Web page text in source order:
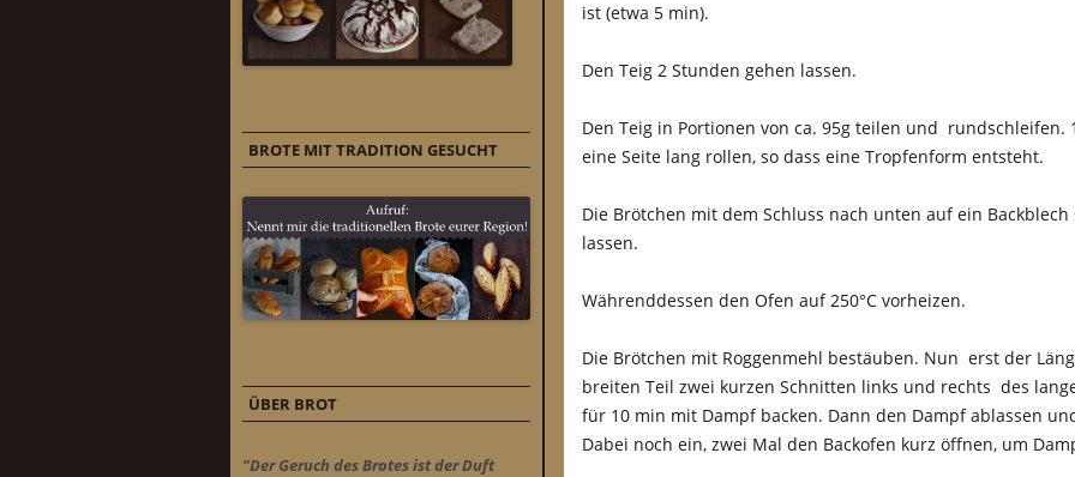
ist (etwa 5 min).
Den Teig 2 Stunden gehen lassen.
Den Teig in Portionen von ca. 95g teilen und rundschleifen.
eine Seite lang rollen, so dass eine Tropfenform entsteht.
Die Brötchen mit dem Schluss nach unten auf ein
lassen.
Währenddessen den Ofen auf 250°C vorheizen.
Die Brötchen mit Roggenmehl bestäuben. Nun erst der
breiten Teil zwei kurzen Schnitten links und rechts des
für 10 min mit Dampf backen. Dann den Dampf ablassen
Dabei noch ein, zwei Mal den Backofen kurz öffnen, um
BROTE MIT TRADITION GESUCHT
ÜBER BROT
"Der Geruch des Brotes ist der Duft